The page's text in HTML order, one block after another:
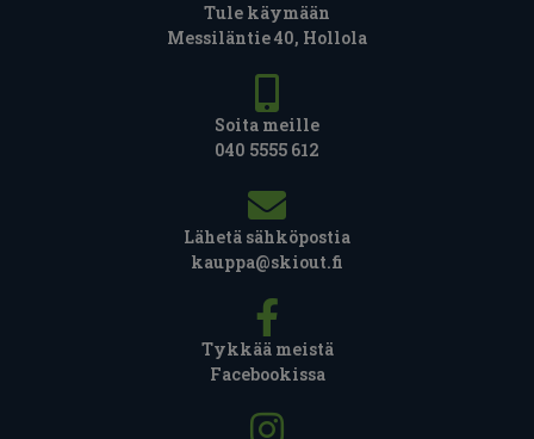
Tule käymään
Messiläntie 40, Hollola
Soita meille
040 5555 612
Lähetä sähköpostia
kauppa@skiout.fi
Tykkää meistä
Facebookissa